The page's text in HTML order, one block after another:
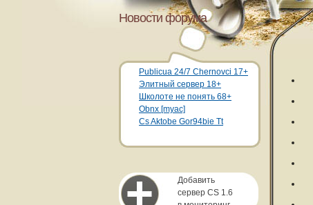
Новости форума
Publicua 24/7 Chernovci 17+
Элитный сервер 18+
Школоте не понять 68+
Obnx [myac]
Cs Aktobe Gor94bie Tt
Добавить
сервер CS 1.6